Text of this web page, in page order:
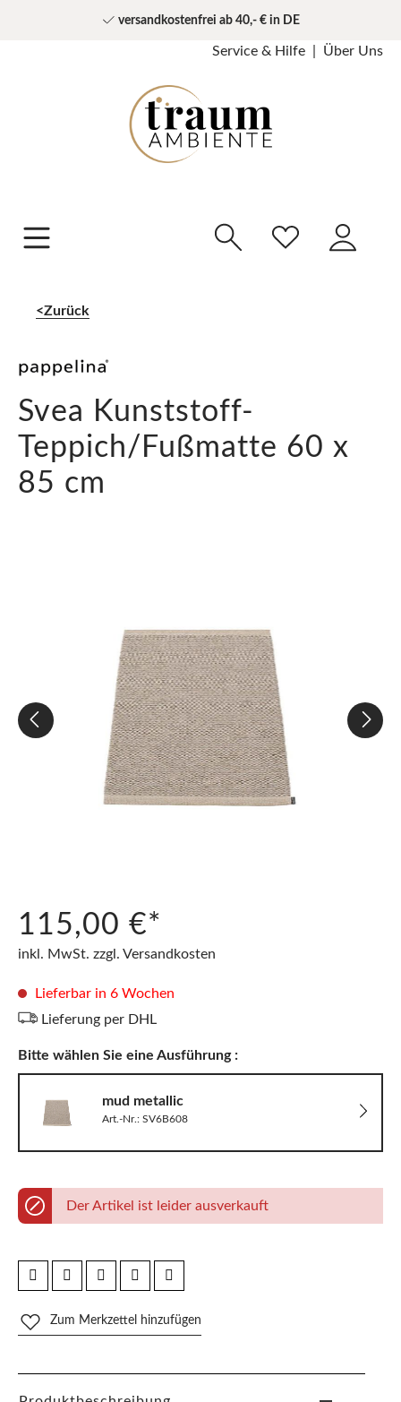
versandkostenfrei ab 40,- € in DE
Service & Hilfe Über Uns
Zurück
Svea Kunststoff-
Teppich/Fußmatte 60 x
85 cm
115,00 €*
inkl. MwSt. zzgl. Versandkosten
Lieferbar in 6 Wochen
Lieferung per DHL
Bitte wählen Sie eine Ausführung :
mud metallic
Art.-Nr.: SV6B608
Der Artikel ist leider ausverkauft
Zum Merkzettel hinzufügen